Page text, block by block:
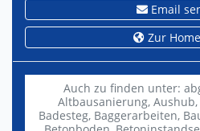
Email
Zur
Auch zu finden unter:
Altbausanierung, Aushub,
Badesteg, Baggerarbeiten,